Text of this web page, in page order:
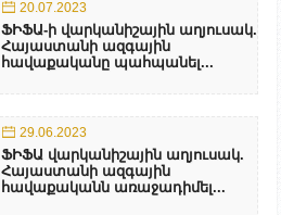
20.07.2023
ՖԻՖԱ-ի վարկանիշային աղյուսակ.
Հայաստանի ազգային
հավաքականը պահպանել...
29.06.2023
ՖԻՖԱ վարկանիշային աղյուսակ.
Հայաստանի ազգային
հավաքականն առաջադիմել...